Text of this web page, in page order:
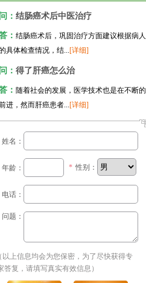
问： 结肠癌术后中医治疗
： 结肠癌术后，巩固治疗方面建议根据病人
具体检查情况，结...[详细]
问： 得了肝癌怎么治
： 随着社会的发展，医学技术也是在不断的
进，然而肝癌患者...[详细]
姓名：
年龄： * 性别：
电话：
问题：
以上信息均会为您保密，为了尽快获得专
答复，请填写真实有效信息）